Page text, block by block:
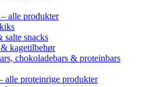
alle produkter
salte snacks
& kagetilbehør
chokoladebars & proteinbars
alle proteinrige produkter